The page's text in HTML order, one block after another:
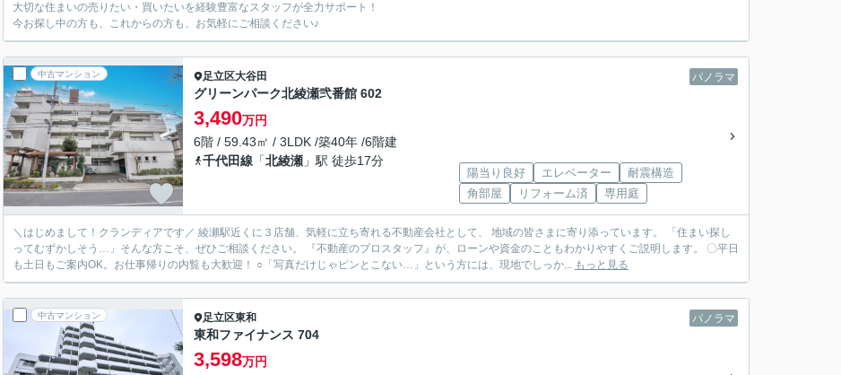
大切な住まいの売りたい・買いたいを経験豊富なスタッフが全力サポート！
今お探し中の方も、これからの方も、お気軽にご相談ください♪
中古マンション パノラマ
足立区大谷田
グリーンパーク北綾瀬弐番館 602
3,490万円
6階 / 59.43㎡ / 3LDK /築40年 /6階建
千代田線 「北綾瀬 」駅 徒歩17分
陽当り良好 エレベーター
耐震構造
角部屋
リフォーム済 専用庭
＼はじめまして！クランディアです／ 綾瀬駅近くに３店舗、気軽に立ち寄れる不動産会社として、 地域の皆さまに寄り添っています。 「住まい探し
ってむずかしそう…」そんな方こそ、ぜひご相談ください。 『不動産のプロスタッフ』が、ローンや資金のこともわかりやすくご説明します。 〇平日
も土日もご案内OK。お仕事帰りの内覧も大歓迎！ ○「写真だけじゃピンとこない…」という方には、現地でしっか... もっと見る
中古マンション パノラマ
足立区東和
東和ファイナンス 704
3,598万円